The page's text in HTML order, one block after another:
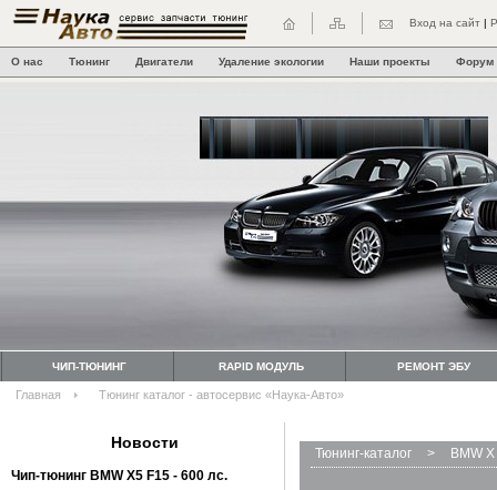
Вход на сайт |
О нас Тюнинг Двигатели Удаление экологии Наши проекты Форум
ЧИП-ТЮНИНГ RAPID МОДУЛЬ РЕМОНТ ЭБУ
Главная Тюнинг каталог - автосервис «Наука-Авто»
Новости
Чип-тюнинг BMW Х5 F15 - 600 лс.
Тюнинг-каталог > BMW